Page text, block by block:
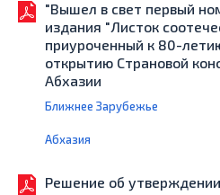
"Вышел в свет первый
издания "Листок
приуроченный к 80-
открытию Страновой
Абхазии
Ближнее Зарубежье
Абхазия
Решение об